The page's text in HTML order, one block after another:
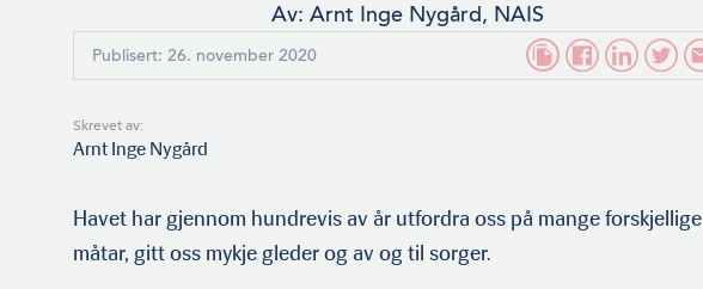
Av: Arnt Inge Nygård, NAIS
Publisert: 26. november 2020
Skrevet av:
Arnt Inge Nygård
Havet har gjennom hundrevis av år utfordra oss på mange forskjellige
måtar, gitt oss mykje gleder og av og til sorger.